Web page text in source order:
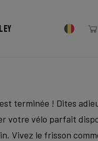
terminée ! Dites
votre vélo parfait
Vivez le frisson